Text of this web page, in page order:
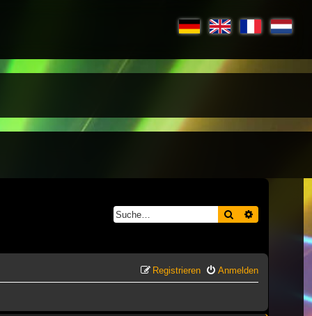
Suche Erweiterte
Anmelden
Registrieren